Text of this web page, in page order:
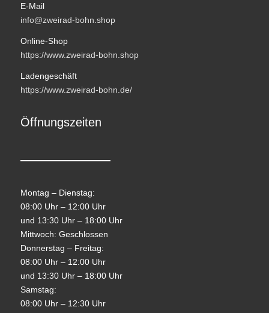
E-Mail
info@zweirad-bohn.shop
Online-Shop
https://www.zweirad-bohn.shop
Ladengeschäft
https://www.zweirad-bohn.de/
Öffnungszeiten
Montag – Dienstag:
08:00 Uhr – 12:00 Uhr
und 13:30 Uhr – 18:00 Uhr
Mittwoch: Geschlossen
Donnerstag – Freitag:
08:00 Uhr – 12:00 Uhr
und 13:30 Uhr – 18:00 Uhr
Samstag:
08:00 Uhr – 12:30 Uhr